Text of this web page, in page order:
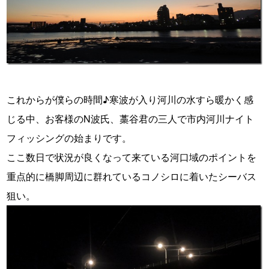
これからが僕らの時間♪寒波が入り河川の水すら暖かく感
じる中、お客様のN波氏、藁谷君の三人で市内河川ナイト
フィッシングの始まりです。
ここ数日で状況が良くなって来ている河口域のポイントを
重点的に橋脚周辺に群れているコノシロに着いたシーバス
狙い。